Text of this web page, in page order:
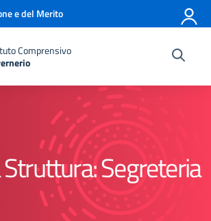
e del Merito
Comprensivo
Segreteria